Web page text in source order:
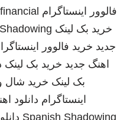
فالوور اینستاگرام
خرید بک لینک
جدید خرید فالوور
اهنگ جدید خرید بک لینک
بک لینک خرید شال
اینستاگرام دانلود
Spanish Shadowing